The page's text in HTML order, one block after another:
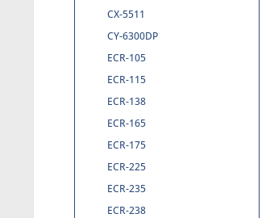
CX-5511
CY-6300DP
ECR-105
ECR-115
ECR-138
ECR-165
ECR-175
ECR-225
ECR-235
ECR-238